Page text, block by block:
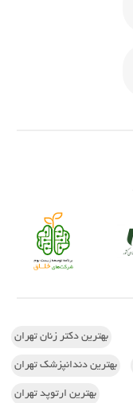
بهترین دکتر زنان تهران
بهترین دندانپزشک تهران
بهترین ارتوپد تهران